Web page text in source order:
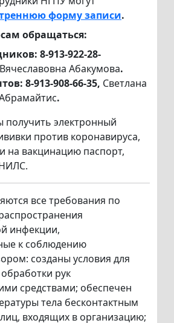
форму записи.
обращаться:
8-913-922-28-
Абакумова.
8-913-908-66-35, Светлана
.
получить электронный
против коронавируса,
на вакцинацию паспорт,
все требования по
инфекции,
к соблюдению
созданы условия для
рук
средствами; обеспечен
тела бесконтактным
входящих в организацию;